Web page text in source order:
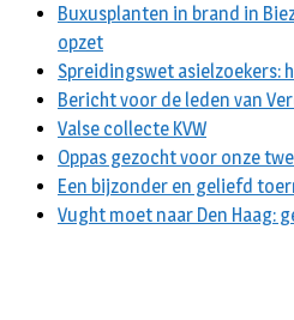
Buxusplanten in brand in
opzet
Spreidingswet asielzoekers:
Bericht voor de leden van
Valse collecte KVW
Oppas gezocht voor onze
Een bijzonder en geliefd
Vught moet naar Den Haag: